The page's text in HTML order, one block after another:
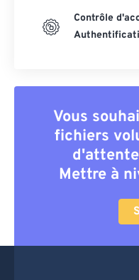
Contrôle
Vous
fichiers
Mettre à